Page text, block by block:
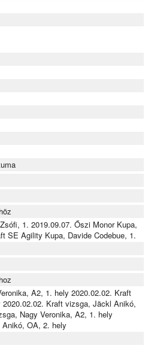
1. 2019.09.07. Őszi Monor Kupa,
SE Agility Kupa, Davide Codebue, 1.
A2, 1. hely 2020.02.02. Kraft
Kraft vizsga, Jäckl Anikó,
Nagy Veronika, A2, 1. hely
OA, 2. hely